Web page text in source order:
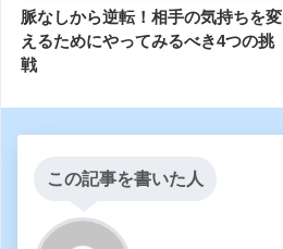
脈なしから逆転！相手の気持ちを変
えるためにやってみるべき4つの挑
戦
この記事を書いた人